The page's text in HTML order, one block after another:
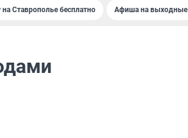
Ставрополье бесплатно Афиша на выходные